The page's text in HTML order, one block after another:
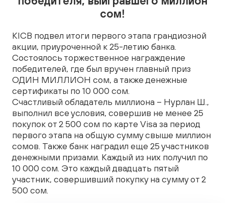
сом!
KICB подвел итоги первого этапа грандиозной
акции, приуроченной к 25-летию банка.
Состоялось торжественное награждение
победителей, где был вручен главный приз
ОДИН МИЛЛИОН сом, а также денежные
сертификаты по 10 000 сом.
Счастливый обладатель миллиона – Нурлан Ш.,
выполнил все условия, совершив не менее 25
покупок от 2 500 сом по карте Visa за период
первого этапа на общую сумму свыше миллион
сомов. Также банк наградил еще 25 участников
денежными призами. Каждый из них получил по
10 000 сом. Это каждый двадцать пятый
участник, совершивший покупку на сумму от 2
500 сом.